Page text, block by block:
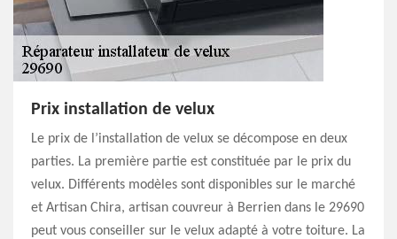
Prix installation de velux
Le prix de l’installation de velux se décompose en deux
parties. La première partie est constituée par le prix du
velux. Différents modèles sont disponibles sur le marché
et Artisan Chira, artisan couvreur à Berrien dans le 29690
peut vous conseiller sur le velux adapté à votre toiture. La